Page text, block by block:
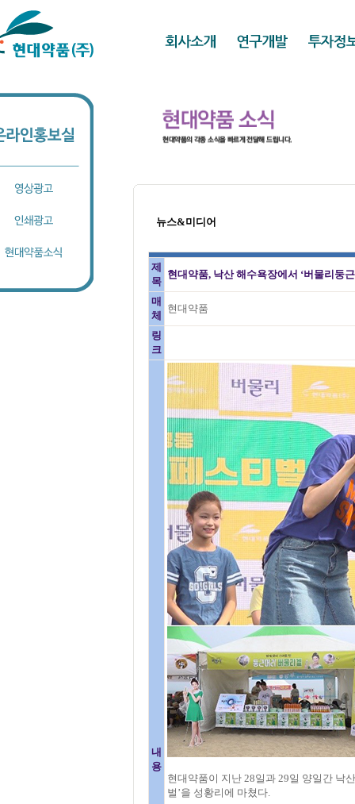
뉴스&미디어
제
목
현대약품, 낙산 해수욕장에서 ‘버물리둥
매
체
현대약품
링
크
내
용
현대약품이 지난 28일과 29일 양일간 낙
벌’을 성황리에 마쳤다.